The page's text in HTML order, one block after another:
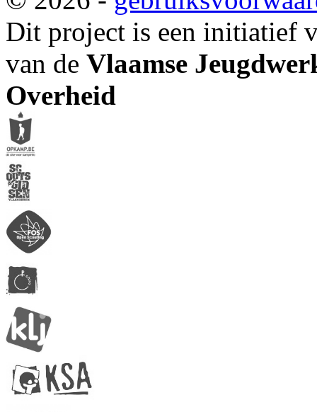
Dit project is een initiatief
van de Vlaamse
Overheid